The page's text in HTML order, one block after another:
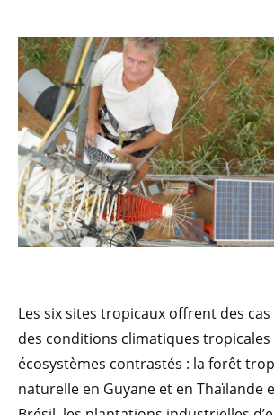
Les six sites tropicaux offrent des cas
des conditions climatiques
écosystèmes contrastés : la forêt
naturelle en Guyane et en Thaïlande